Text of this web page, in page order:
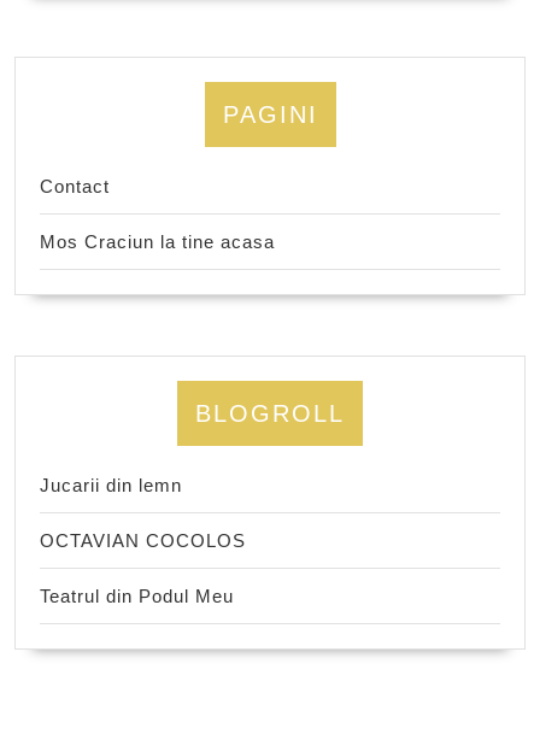
PAGINI
Contact
Mos Craciun la tine acasa
BLOGROLL
Jucarii din lemn
OCTAVIAN COCOLOS
Teatrul din Podul Meu